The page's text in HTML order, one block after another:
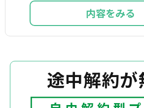
内容を
途中解約が